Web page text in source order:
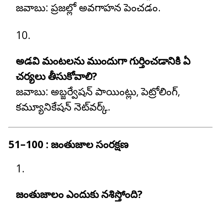
జవాబు: ప్రజల్లో అవగాహన పెంచడం.
అడవి మంటలను ముందుగా గుర్తించడానికి ఏ
చర్యలు తీసుకోవాలి?
జవాబు: అబ్జర్వేషన్ పాయింట్లు, పెట్రోలింగ్,
కమ్యూనికేషన్ నెట్‌వర్క్.
51–100 : జంతుజాల సంరక్షణ
జంతుజాలం ఎందుకు నశిస్తోంది?